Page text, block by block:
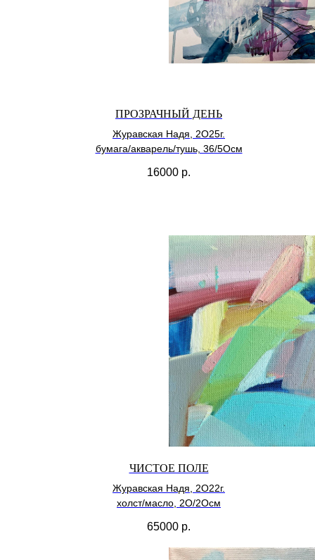
ПРОЗРАЧНЫЙ ДЕНЬ
Журавская Надя, 2О25г.
бумага/акварель/тушь, 36/5Осм
16000 р.
ЧИСТОЕ ПОЛЕ
Журавская Надя, 2О22г.
холст/масло, 2О/2Осм
65000 р.